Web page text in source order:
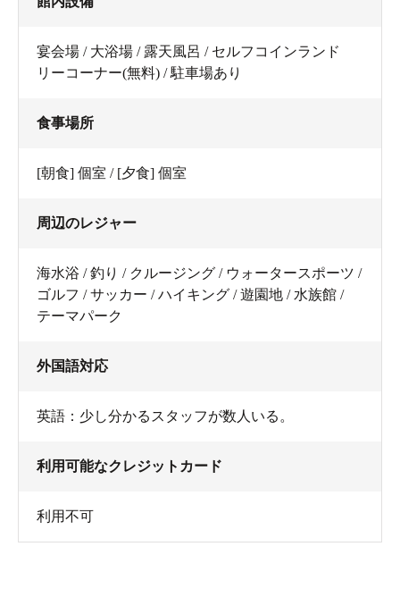
宴会場 / 大浴場 / 露天風呂 / セルフコインランド
リーコーナー(無料) / 駐車場あり
食事場所
[朝食] 個室 / [夕食] 個室
周辺のレジャー
海水浴 / 釣り / クルージング / ウォータースポーツ /
ゴルフ / サッカー / ハイキング / 遊園地 / 水族館 /
テーマパーク
外国語対応
英語：少し分かるスタッフが数人いる。
利用可能なクレジットカード
利用不可